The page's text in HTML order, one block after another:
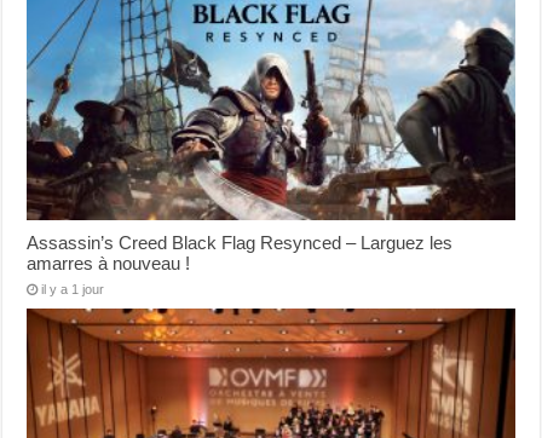
Assassin’s Creed Black Flag Resynced – Larguez les
amarres à nouveau !
il y a 1 jour